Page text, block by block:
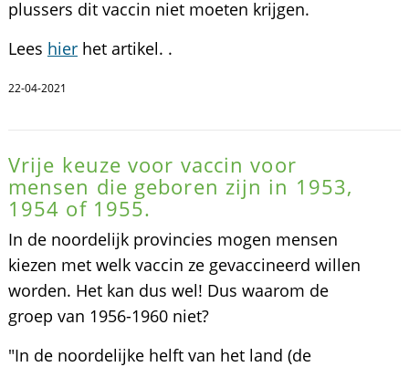
plussers dit vaccin niet moeten krijgen.
Lees hierhet artikel. .
22-04-2021
Vrije keuze voor vaccin voor
mensen die geboren zijn in 1953,
1954 of 1955.
In de noordelijk provincies mogen mensen
kiezen met welk vaccin ze gevaccineerd willen
worden. Het kan dus wel! Dus waarom de
groep van 1956-1960 niet?
"In de noordelijke helft van het land (de